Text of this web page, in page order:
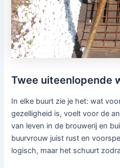
Twee uiteenlopende
In elke buurt zie je het: wat
gezelligheid is, voelt voor de
van leven in de brouwerij en
buurvrouw juist rust en
logisch, maar het schuurt